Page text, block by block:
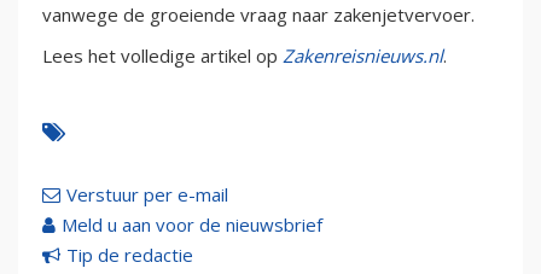
vanwege de groeiende vraag naar zakenjetvervoer.
Lees het volledige artikel op Zakenreisnieuws.nl.
Verstuur per e-mail
Meld u aan voor de nieuwsbrief
Tip de redactie